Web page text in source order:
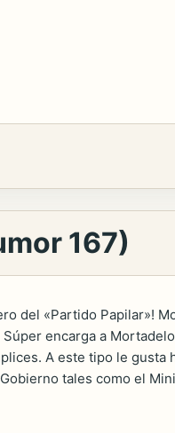
167)
del «Partido Papilar»!
encarga a
A este tipo le gusta
tales como el